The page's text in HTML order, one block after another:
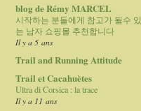
blog de Rémy MARCEL
시작하는 분들에게 참고가 될수 있
는 남자 쇼핑몰 추천합니다
Il y a 5 ans
Trail and Running Attitude
Trail et Cacahuètes
Ultra di Corsica : la trace
Il y a 11 ans